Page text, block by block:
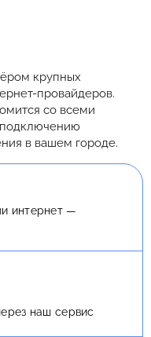
крупных
провайдеров.
со всеми
в вашем городе.
интернет —
наш сервис